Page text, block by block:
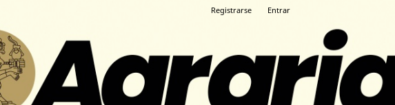
Registrarse Entrar